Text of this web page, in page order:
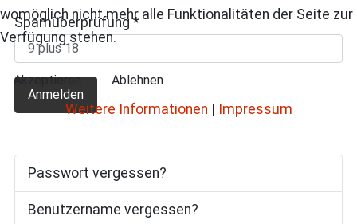
Spamüberprüfung*
Anmelden
Passwort vergessen?
Benutzername vergessen?
womöglich nicht mehr alle Funktionalitäten der Seite zur
Verfügung stehen.
Akzeptieren Ablehnen
Weitere Informationen Impressum